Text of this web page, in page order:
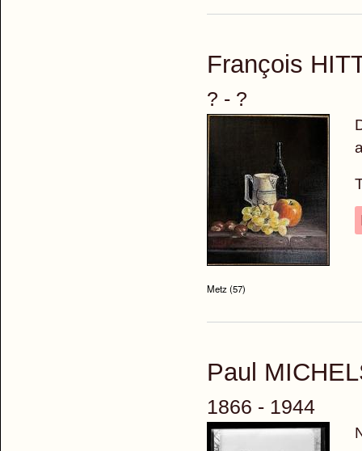
François
? - ?
Metz (57)
Paul
1866 - 1944